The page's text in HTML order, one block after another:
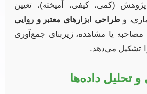
پژوهش (کمی، کیفی، آمیخته)، تعیین
و طراحی ابزارهای معتبر و روایی
مصاحبه یا مشاهده، زیربنای جمع‌آوری
تشکیل می‌دهد.